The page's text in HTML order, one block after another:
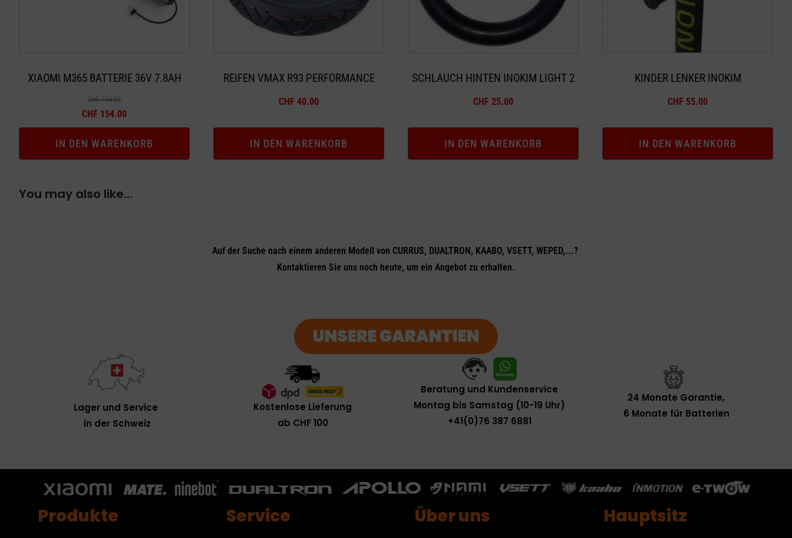
XIAOMI M365 BATTERIE 36V 7.8AH
CHF194.00
Ursprünglicher
Preis
war:
CHF 194.00
CHF 154.00Aktueller
Preis
ist:
CHF 154.00.
IN DEN WARENKORB
REIFEN VMAX R93 PERFORMANCE
CHF 40.00
IN DEN WARENKORB
SCHLAUCH HINTEN INOKIM LIGHT 2
CHF 25.00
IN DEN WARENKORB
KINDER LENKER INOKIM
CHF 55.00
IN DEN WARENKORB
You may also like…
Auf der Suche nach einem anderen Modell von CURRUS, DUALTRON, KAABO, VSETT, WEPED,...?
Kontaktieren Sie uns noch heute, um ein Angebot zu erhalten.
UNSERE GARANTIEN
Lager und Service
in der Schweiz
Kostenlose Lieferung
ab CHF 100
Beratung und Kundenservice
Montag bis Samstag (10-19 Uhr)
+41(0)76 387 6881
24 Monate Garantie,
6 Monate für Batterien
Produkte Service Über uns Hauptsitz